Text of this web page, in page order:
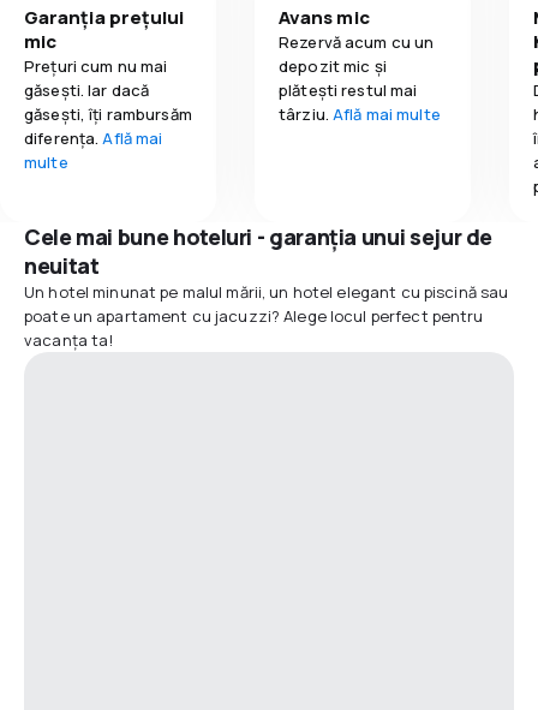
Garanția prețului
mic
Prețuri cum nu mai
găsești. Iar dacă
găseşti, îți rambursăm
diferența.Află mai
multe
Avans mic
Rezervă acum cu un
depozit mic și
plătești restul mai
târziu.Află mai multe
Cele mai bune hoteluri - garanția unui sejur de
neuitat
Un hotel minunat pe malul mării, un hotel elegant cu piscină sau
poate un apartament cu jacuzzi? Alege locul perfect pentru
vacanța ta!